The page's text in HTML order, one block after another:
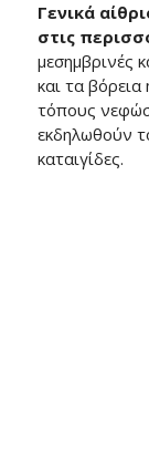
Γενικά
στις
μεσημβρινές
και τα
τόπους
εκδηλωθούν
καταιγίδες.